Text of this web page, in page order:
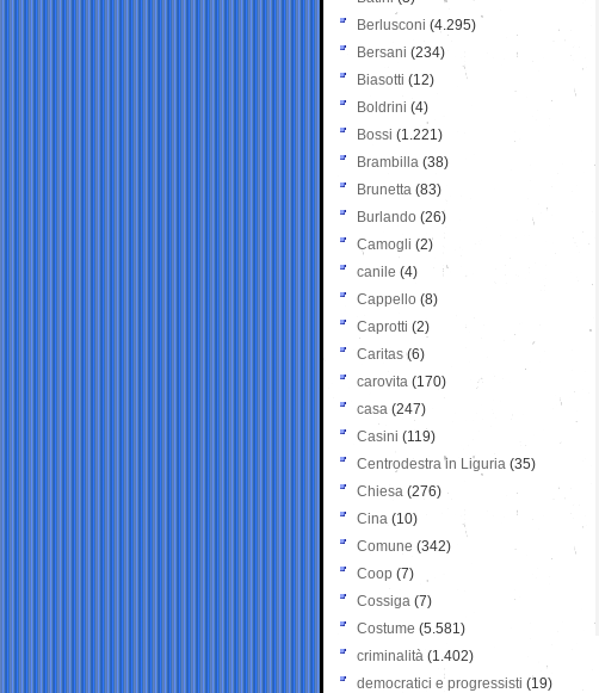
Berlusconi (4.295)
Bersani (234)
Biasotti (12)
Boldrini (4)
Bossi (1.221)
Brambilla (38)
Brunetta (83)
Burlando (26)
Camogli (2)
canile (4)
Cappello (8)
Caprotti (2)
Caritas (6)
carovita (170)
casa (247)
Casini (119)
Centrodestra in Liguria (35)
Chiesa (276)
Cina (10)
Comune (342)
Coop (7)
Cossiga (7)
Costume (5.581)
criminalità (1.402)
democratici e progressisti (19)